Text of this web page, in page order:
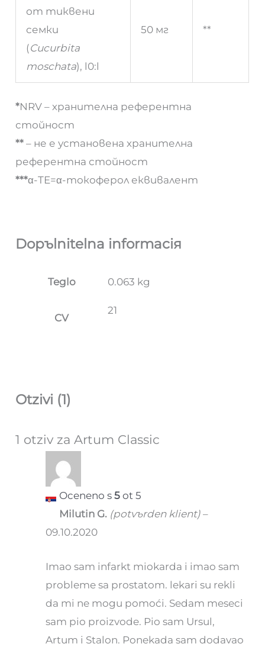
от тиквени
семки
(Cucurbita
moschata), l0:l
50 мг **
*NRV – хранителна референтна
стойност
** – не е установена хранителна
референтна стойност
***α-TE=α-токоферол еквивалент
Dopъlnitelna informaciя
Teglo 0.063 kg
CV
21
Otzivi (1)
1 otziv zaArtum Classic
Oceneno s5 ot 5
Milutin G. (potvъrden klient) –
09.10.2020
Imao sam infarkt miokarda i imao sam
probleme sa prostatom. lekari su rekli
da mi ne mogu pomoći. Sedam meseci
sam pio proizvode. Pio sam Ursul,
Artum i Stalon. Ponekada sam dodavao